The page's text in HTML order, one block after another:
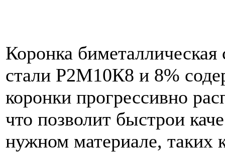
Коронка
стали Р2М10К8 и 8%
коронки прогрессивно
что позволит быстрои
нужном материале, таких